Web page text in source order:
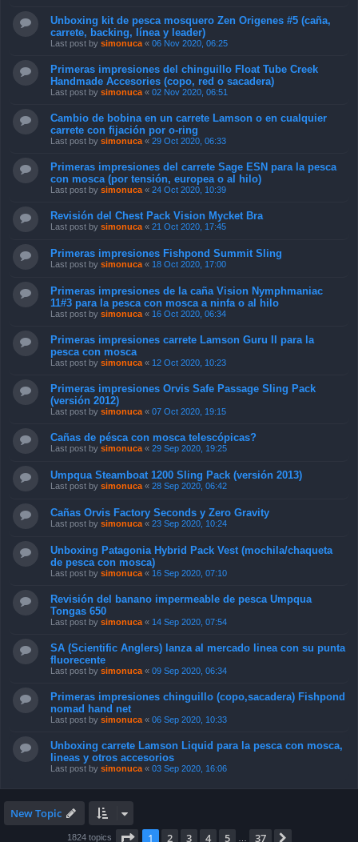
Unboxing kit de pesca mosquero Zen Origenes #5 (caña,
carrete, backing, línea y leader)
Last post by simonuca « 06 Nov 2020, 06:25
Primeras impresiones del chinguillo Float Tube Creek
Handmade Accesories (copo, red o sacadera)
Last post by simonuca « 02 Nov 2020, 06:51
Cambio de bobina en un carrete Lamson o en cualquier
carrete con fijación por o-ring
Last post by simonuca « 29 Oct 2020, 06:33
Primeras impresiones del carrete Sage ESN para la pesca
con mosca (por tensión, europea o al hilo)
Last post by simonuca « 24 Oct 2020, 10:39
Revisión del Chest Pack Vision Mycket Bra
Last post by simonuca « 21 Oct 2020, 17:45
Primeras impresiones Fishpond Summit Sling
Last post by simonuca « 18 Oct 2020, 17:00
Primeras impresiones de la caña Vision Nymphmaniac
11#3 para la pesca con mosca a ninfa o al hilo
Last post by simonuca « 16 Oct 2020, 06:34
Primeras impresiones carrete Lamson Guru II para la
pesca con mosca
Last post by simonuca « 12 Oct 2020, 10:23
Primeras impresiones Orvis Safe Passage Sling Pack
(versión 2012)
Last post by simonuca « 07 Oct 2020, 19:15
Cañas de pésca con mosca telescópicas?
Last post by simonuca « 29 Sep 2020, 19:25
Umpqua Steamboat 1200 Sling Pack (versión 2013)
Last post by simonuca « 28 Sep 2020, 06:42
Cañas Orvis Factory Seconds y Zero Gravity
Last post by simonuca « 23 Sep 2020, 10:24
Unboxing Patagonia Hybrid Pack Vest (mochila/chaqueta
de pesca con mosca)
Last post by simonuca « 16 Sep 2020, 07:10
Revisión del banano impermeable de pesca Umpqua
Tongas 650
Last post by simonuca « 14 Sep 2020, 07:54
SA (Scientific Anglers) lanza al mercado linea con su punta
fluorecente
Last post by simonuca « 09 Sep 2020, 06:34
Primeras impresiones chinguillo (copo,sacadera) Fishpond
nomad hand net
Last post by simonuca « 06 Sep 2020, 10:33
Unboxing carrete Lamson Liquid para la pesca con mosca,
lineas y otros accesorios
Last post by simonuca « 03 Sep 2020, 16:06
New Topic
1824 topics Page 1of 37
1 2 3 4 5 37